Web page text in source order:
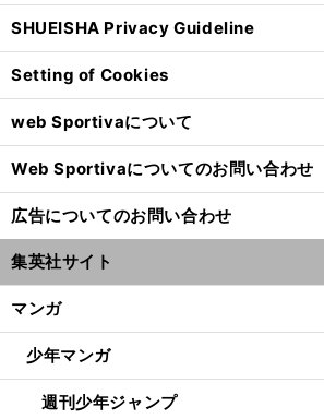
SHUEISHA Privacy Guideline
Setting of Cookies
web Sportivaについて
Web Sportivaについてのお問い合わせ
広告についてのお問い合わせ
集英社サイト
マンガ
少年マンガ
週刊少年ジャンプ